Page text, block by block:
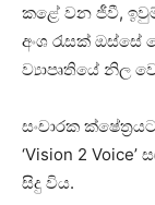
කළේ වන ජීවී,
අංශ රැසක් ඔස්සේ
ව්‍යාපෘතියේ නිල
සංචාරක
‘Vision 2
සිදු විය.